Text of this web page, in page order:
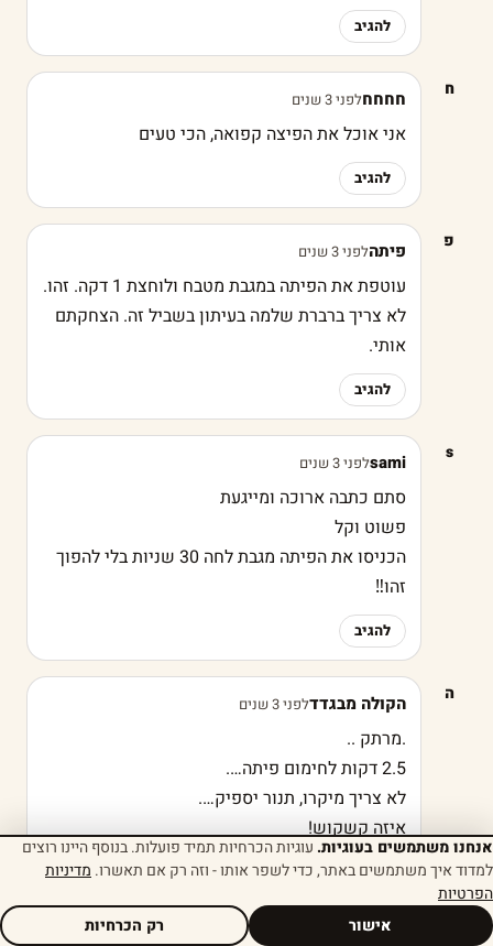
להגיב
ח חחחחלפני 3 שנים
אני אוכל את הפיצה קפואה, הכי טעים
להגיב
פ פיתהלפני 3 שנים
עוטפת את הפיתה במגבת מטבח ולוחצת 1 דקה. זהו.
לא צריך ברברת שלמה בעיתון בשביל זה. הצחקתם
אותי.
להגיב
s
samiלפני 3 שנים
סתם כתבה ארוכה ומייגעת
פשוט וקל
הכניסו את הפיתה מגבת לחה 30 שניות בלי להפוך
זהו‼️
להגיב
ה הקולה מבגדדלפני 3 שנים
.מרתק ..
2.5 דקות לחימום פיתה….
לא צריך מיקרו, תנור יספיק….
איזה קשקוש!
להגיב
אנחנו משתמשים בעוגיות. עוגיות הכרחיות תמיד פועלות. בנוסף היינו רוצים
למדוד איך משתמשים באתר, כדי לשפר אותו - וזה רק אם תאשרו. מדיניות
הפרטיות
אישור
רק הכרחיות